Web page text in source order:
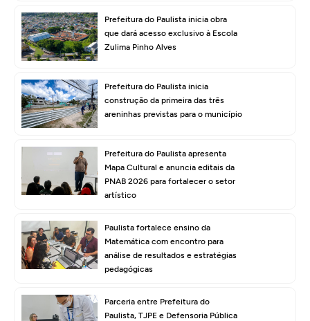
Prefeitura do Paulista inicia obra
que dará acesso exclusivo à Escola
Zulima Pinho Alves
Prefeitura do Paulista inicia
construção da primeira das três
areninhas previstas para o município
Prefeitura do Paulista apresenta
Mapa Cultural e anuncia editais da
PNAB 2026 para fortalecer o setor
artístico
Paulista fortalece ensino da
Matemática com encontro para
análise de resultados e estratégias
pedagógicas
Parceria entre Prefeitura do
Paulista, TJPE e Defensoria Pública